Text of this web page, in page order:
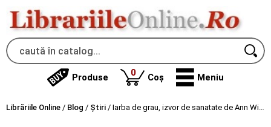
Produse 0produse
Coș Meniu
Librăriile Online / Blog / Știri / Iarba de grau, izvor de sanatate de Ann Wigmore